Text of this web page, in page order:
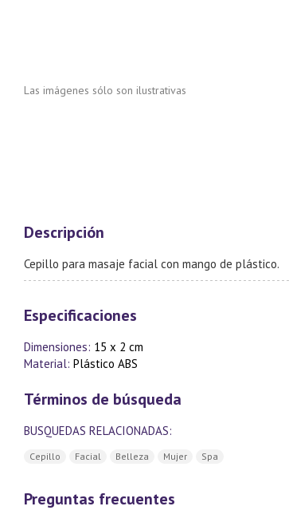
Las imágenes sólo son ilustrativas
Descripción
Cepillo para masaje facial con mango de plástico.
Especificaciones
Dimensiones: 15 x 2 cm
Material: Plástico ABS
Términos de búsqueda
BUSQUEDAS RELACIONADAS:
Cepillo Facial Belleza Mujer Spa
Preguntas frecuentes